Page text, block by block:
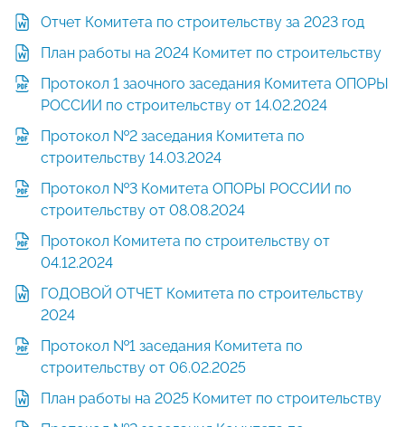
Отчет Комитета по строительству за 2023 год
План работы на 2024 Комитет по строительству
Протокол 1 заочного заседания Комитета ОПОРЫ
РОССИИ по строительству от 14.02.2024
Протокол №2 заседания Комитета по
строительству 14.03.2024
Протокол №3 Комитета ОПОРЫ РОССИИ по
строительству от 08.08.2024
Протокол Комитета по строительству от
04.12.2024
ГОДОВОЙ ОТЧЕТ Комитета по строительству
2024
Протокол №1 заседания Комитета по
строительству от 06.02.2025
План работы на 2025 Комитет по строительству